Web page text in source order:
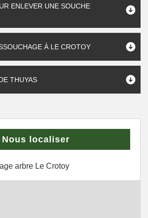
ENLEVER UNE SOUCHE
À LE CROTOY
THUYAS
Nous localiser
arbre Le Crotoy